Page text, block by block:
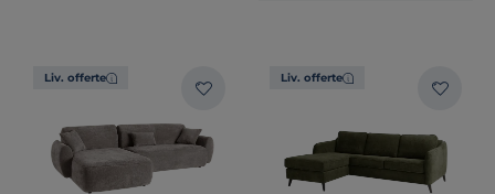
Liv. offerte Liv. offerte